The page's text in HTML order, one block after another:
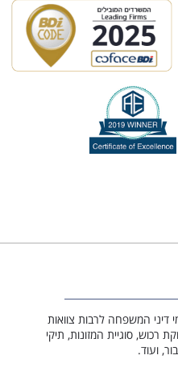
דיני המשפחה לרבות צוואות
רכוש, סוגיית המזונות, תיקי
ועוד.